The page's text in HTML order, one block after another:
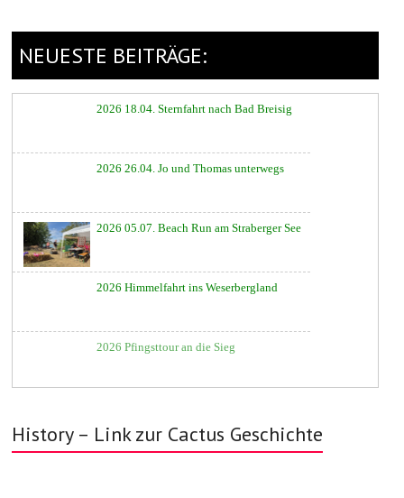
▲
NEUESTE BEITRÄGE:
2026 18.04. Sternfahrt nach Bad Breisig
2026 26.04. Jo und Thomas unterwegs
2026 05.07. Beach Run am Straberger See
2026 Himmelfahrt ins Weserbergland
2026 Pfingsttour an die Sieg
History – Link zur Cactus Geschichte